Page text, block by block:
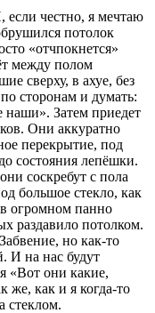
если честно, я мечтаю
потолок
«отчпокнется»
между полом
сверху, в ахуе, без
сторонам и думать:
наши». Затем приедет
Они аккуратно
перекрытие, под
состояния лепёшки.
соскребут с пола
большое стекло, как
в огромном панно
раздавило потолком.
но как-то
И на нас будут
«Вот они какие,
же, как и я когда-то
стеклом.